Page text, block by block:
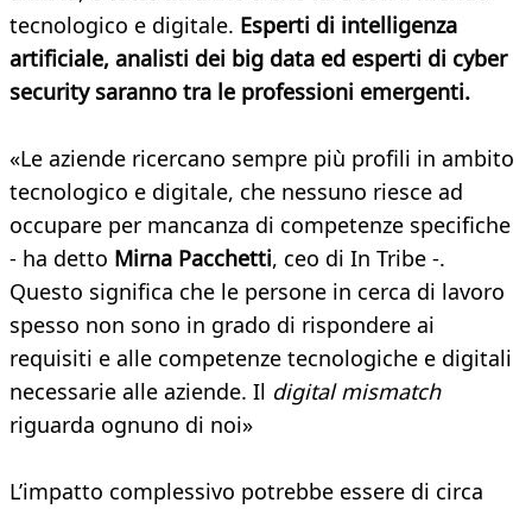
tecnologico e digitale. Esperti di intelligenza
artificiale, analisti dei big data ed esperti di cyber
security saranno tra le professioni emergenti.
«Le aziende ricercano sempre più profili in ambito
tecnologico e digitale, che nessuno riesce ad
occupare per mancanza di competenze specifiche
- ha detto Mirna Pacchetti, ceo di In Tribe -.
Questo significa che le persone in cerca di lavoro
spesso non sono in grado di rispondere ai
requisiti e alle competenze tecnologiche e digitali
necessarie alle aziende. Il digital mismatch
riguarda ognuno di noi»
L’impatto complessivo potrebbe essere di circa